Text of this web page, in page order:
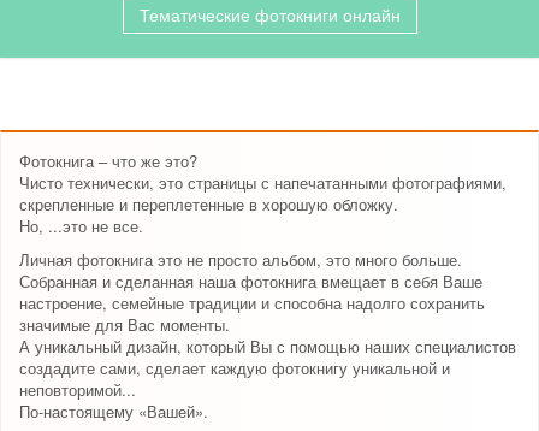
Тематические фотокниги онлайн
Фотокнига – что же это?
Чисто технически, это страницы с напечатанными фотографиями,
скрепленные и переплетенные в хорошую обложку.
Но, ...это не все.
Личная фотокнига это не просто альбом, это много больше.
Собранная и сделанная наша фотокнига вмещает в себя Ваше
настроение, семейные традиции и способна надолго сохранить
значимые для Вас моменты.
А уникальный дизайн, который Вы с помощью наших специалистов
создадите сами, сделает каждую фотокнигу уникальной и
неповторимой...
По-настоящему «Вашей».